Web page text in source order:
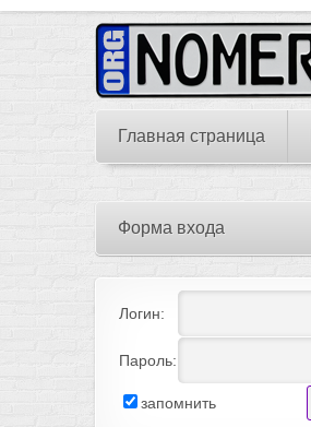
Главная страница
Форма входа
Логин:
Пароль:
запомнить